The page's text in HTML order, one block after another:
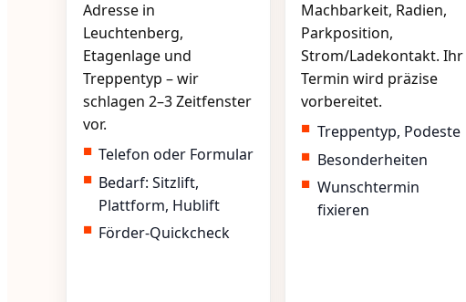
Adresse in
Leuchtenberg,
Etagenlage und
Treppentyp – wir
schlagen 2–3 Zeitfenster
vor.
Telefon oder Formular
Bedarf: Sitzlift,
Plattform, Hublift
Förder-Quickcheck
Machbarkeit, Radien,
Parkposition,
Strom/Ladekontakt. Ihr
Termin wird präzise
vorbereitet.
Treppentyp, Podeste
Besonderheiten
Wunschtermin
fixieren